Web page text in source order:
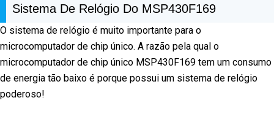
Sistema De Relógio Do MSP430F169
O sistema de relógio é muito importante para o
microcomputador de chip único. A razão pela qual o
microcomputador de chip único MSP430F169 tem um consumo
de energia tão baixo é porque possui um sistema de relógio
poderoso!